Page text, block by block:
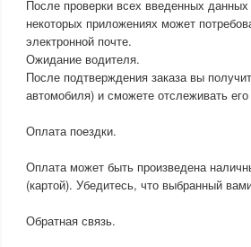
После проверки всех введенных
некоторых приложениях может
электронной почте.
Ожидание водителя.
После подтверждения заказа вы
автомобиля) и сможете отслеживать
Оплата поездки.
Оплата может быть произведена
(картой). Убедитесь, что выбранный
Обратная связь.